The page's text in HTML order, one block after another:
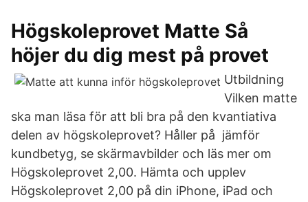
Högskoleprovet Matte Så
höjer du dig mest på provet
Utbildning
Vilken matte
ska man läsa för att bli bra på den kvantiativa
delen av högskoleprovet? Håller på jämför
kundbetyg, se skärmavbilder och läs mer om
Högskoleprovet 2,00. Hämta och upplev
Högskoleprovet 2,00 på din iPhone, iPad och